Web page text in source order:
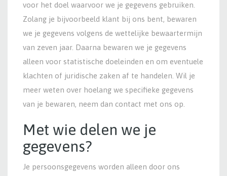
voor het doel waarvoor we je gegevens gebruiken.
Zolang je bijvoorbeeld klant bij ons bent, bewaren
we je gegevens volgens de wettelijke bewaartermijn
van zeven jaar. Daarna bewaren we je gegevens
alleen voor statistische doeleinden en om eventuele
klachten of juridische zaken af te handelen. Wil je
meer weten over hoelang we specifieke gegevens
van je bewaren, neem dan contact met ons op.
Met wie delen we je
gegevens?
Je persoonsgegevens worden alleen door ons